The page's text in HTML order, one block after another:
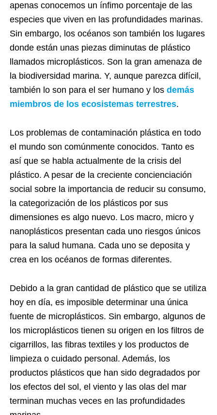
apenas conocemos un ínfimo porcentaje de las
especies que viven en las profundidades marinas.
Sin embargo, los océanos son también los lugares
donde están unas piezas diminutas de plástico
llamados microplásticos. Son la gran amenaza de
la biodiversidad marina. Y, aunque parezca difícil,
también lo son para el ser humano y los demás
miembros de los ecosistemas terrestres.
Los problemas de contaminación plástica en todo
el mundo son comúnmente conocidos. Tanto es
así que se habla actualmente de la crisis del
plástico. A pesar de la creciente concienciación
social sobre la importancia de reducir su consumo,
la categorización de los plásticos por sus
dimensiones es algo nuevo. Los macro, micro y
nanoplásticos presentan cada uno riesgos únicos
para la salud humana. Cada uno se deposita y
crea en los océanos de formas diferentes.
Debido a la gran cantidad de plástico que se utiliza
hoy en día, es imposible determinar una única
fuente de microplásticos. Sin embargo, algunos de
los microplásticos tienen su origen en los filtros de
cigarrillos, las fibras textiles y los productos de
limpieza o cuidado personal. Además, los
productos plásticos que han sido degradados por
los efectos del sol, el viento y las olas del mar
terminan muchas veces en las profundidades